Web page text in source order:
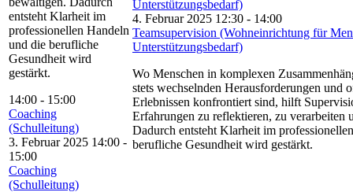
entsteht Klarheit im
professionellen Handeln
und die berufliche
Gesundheit wird
gestärkt.
14:00 - 15:00
Coaching
(Schulleitung)
3. Februar 2025 14:00 -
15:00
Coaching
(Schulleitung)
Unterstützungsbedarf)
4. Februar 2025 12:30 - 14:00
Teamsupervision (Wohneinrichtung für
Unterstützungsbedarf)
Wo Menschen in komplexen
stets wechselnden Herausforderungen und
Erlebnissen konfrontiert sind, hilft
Erfahrungen zu reflektieren, zu verarbeiten
Dadurch entsteht Klarheit im
berufliche Gesundheit wird gestärkt.